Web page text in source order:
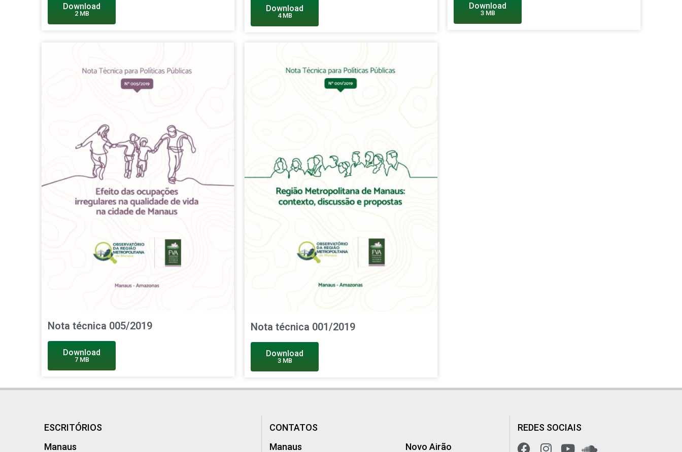
Download
2 MB
Download
4 MB
Download
3 MB
Nota técnica 005/2019
Download
7 MB
Nota técnica 001/2019
Download
3 MB
ESCRITÓRIOS
Manaus
CONTATOS
Manaus
Novo Airão
REDES SOCIAIS